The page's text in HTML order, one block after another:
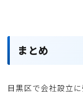
まとめ
目黒区で会社設立